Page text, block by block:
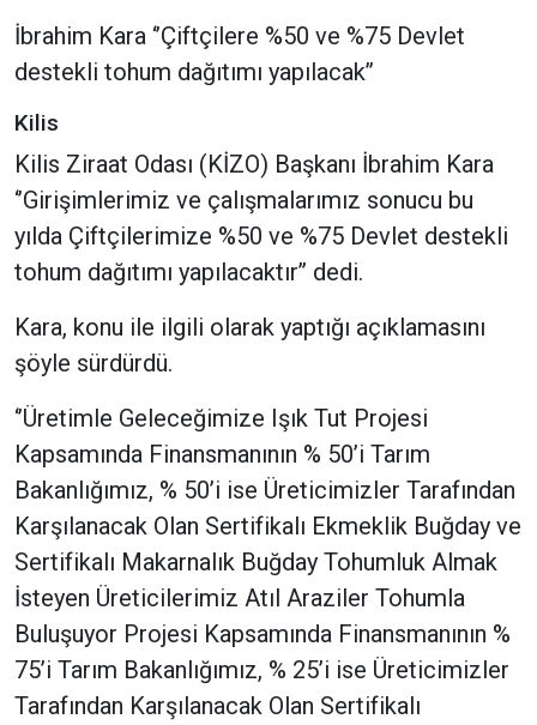
İbrahim Kara ‘’Çiftçilere %50 ve %75 Devlet
destekli tohum dağıtımı yapılacak’’
Kilis
Kilis Ziraat Odası (KİZO) Başkanı İbrahim Kara
‘’Girişimlerimiz ve çalışmalarımız sonucu bu
yılda Çiftçilerimize %50 ve %75 Devlet destekli
tohum dağıtımı yapılacaktır’’ dedi.
Kara, konu ile ilgili olarak yaptığı açıklamasını
şöyle sürdürdü.
‘’Üretimle Geleceğimize Işık Tut Projesi
Kapsamında Finansmanının % 50’i Tarım
Bakanlığımız, % 50’i ise Üreticimizler Tarafından
Karşılanacak Olan Sertifikalı Ekmeklik Buğday ve
Sertifikalı Makarnalık Buğday Tohumluk Almak
İsteyen Üreticilerimiz Atıl Araziler Tohumla
Buluşuyor Projesi Kapsamında Finansmanının %
75’i Tarım Bakanlığımız, % 25’i ise Üreticimizler
Tarafından Karşılanacak Olan Sertifikalı